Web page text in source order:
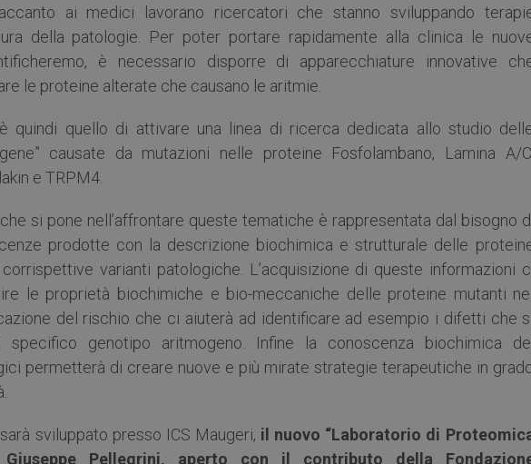
ai medici lavorano ricercatori che stanno sviluppando
della patologie. Per poter portare rapidamente alla clinica le
è necessario disporre di apparecchiature innovative
le proteine alterate che causano le aritmie.
quindi quello di attivare una linea di ricerca dedicata allo studio
causate da mutazioni nelle proteine Fosfolambano, Lamina A/
e TRPM4.
si pone nell’affrontare queste tematiche è rappresentata dal bisogno
prodotte con la descrizione biochimica e strutturale delle
varianti patologiche. L’acquisizione di queste informazioni
le proprietà biochimiche e bio-meccaniche delle proteine mutanti
del rischio che ci aiuterà ad identificare ad esempio i difetti che
specifico genotipo aritmogeno. Infine la conoscenza biochimica
permetterà di creare nuove e più mirate strategie terapeutiche in
sviluppato presso ICS Maugeri, il nuovo “Laboratorio di
Pellegrini, aperto con il contributo della